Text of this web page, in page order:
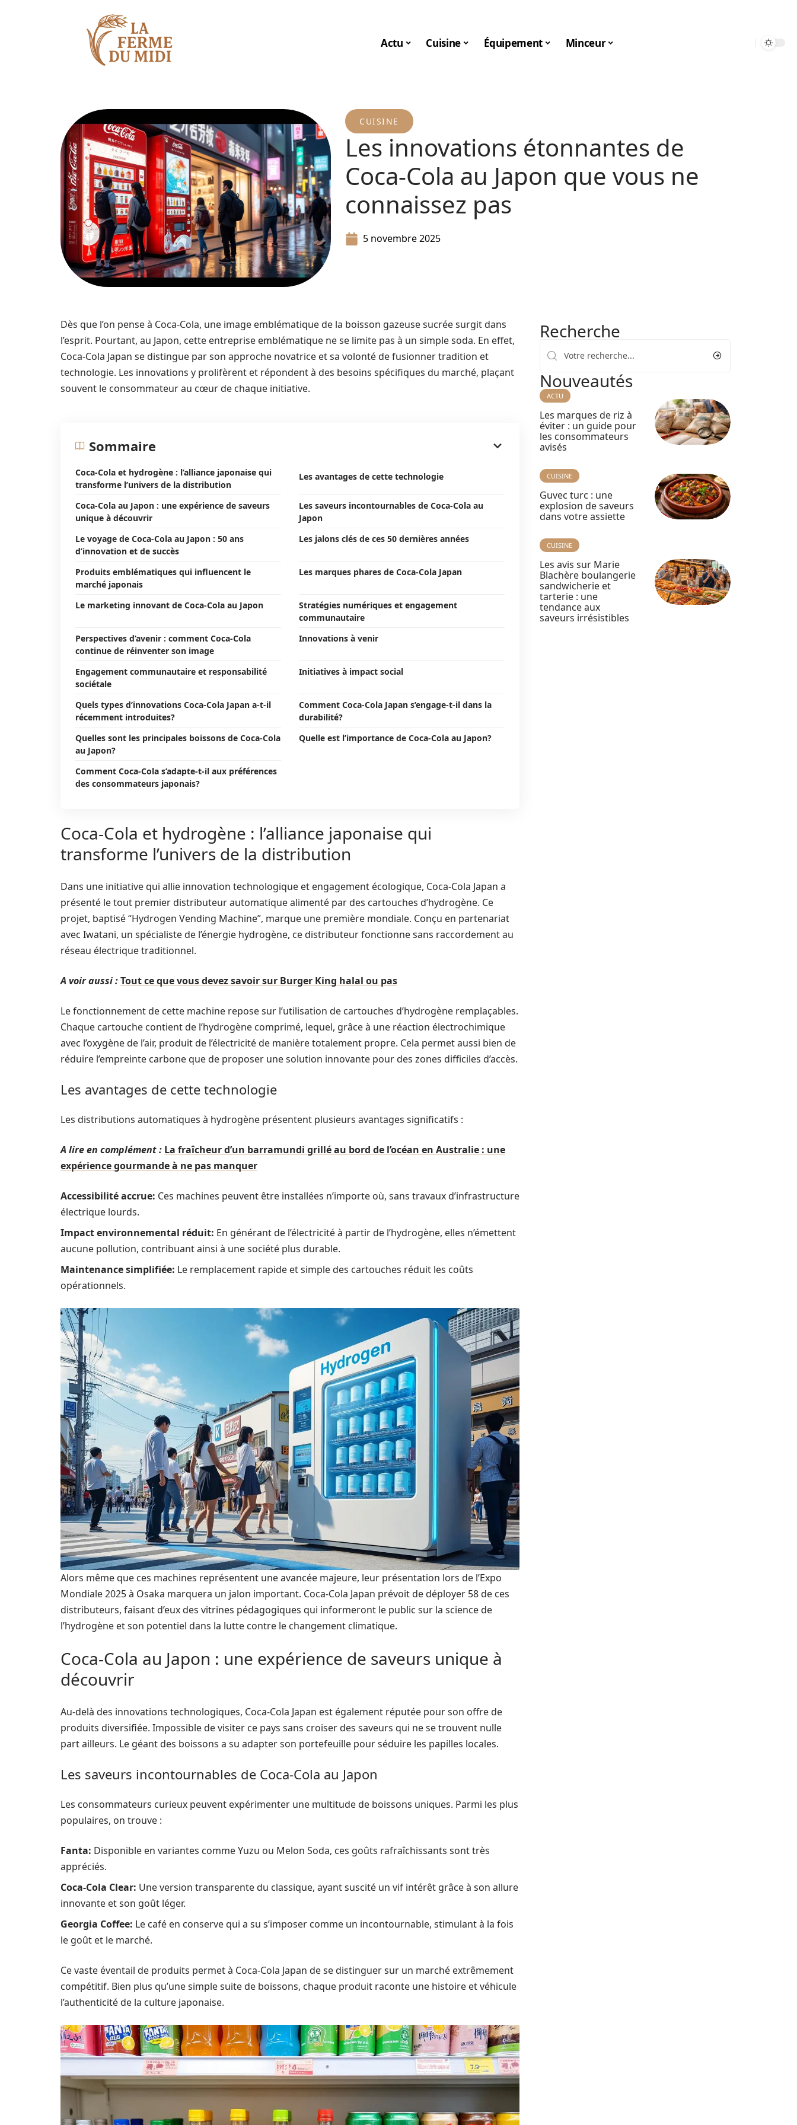
Actu Cuisine Équipement Minceur
CUISINE
Les innovations étonnantes de
Coca-Cola au Japon que vous ne
connaissez pas
5 novembre 2025
Dès que l’on pense à Coca-Cola, une image emblématique de la boisson gazeuse sucrée surgit dans
l’esprit. Pourtant, au Japon, cette entreprise emblématique ne se limite pas à un simple soda. En effet,
Coca-Cola Japan se distingue par son approche novatrice et sa volonté de fusionner tradition et
technologie. Les innovations y prolifèrent et répondent à des besoins spécifiques du marché, plaçant
souvent le consommateur au cœur de chaque initiative.
Sommaire
Coca-Cola et hydrogène : l’alliance japonaise qui
transforme l’univers de la distribution
Les avantages de cette technologie
Coca-Cola au Japon : une expérience de saveurs
unique à découvrir
Les saveurs incontournables de Coca-Cola au
Japon
Le voyage de Coca-Cola au Japon : 50 ans
d’innovation et de succès
Les jalons clés de ces 50 dernières années
Produits emblématiques qui influencent le
marché japonais
Les marques phares de Coca-Cola Japan
Le marketing innovant de Coca-Cola au Japon
Stratégies numériques et engagement
communautaire
Perspectives d’avenir : comment Coca-Cola
continue de réinventer son image
Innovations à venir
Engagement communautaire et responsabilité
sociétale
Initiatives à impact social
Quels types d’innovations Coca-Cola Japan a-t-il
récemment introduites?
Comment Coca-Cola Japan s’engage-t-il dans la
durabilité?
Quelles sont les principales boissons de Coca-Cola
au Japon?
Quelle est l’importance de Coca-Cola au Japon?
Comment Coca-Cola s’adapte-t-il aux préférences
des consommateurs japonais?
Coca-Cola et hydrogène : l’alliance japonaise qui
transforme l’univers de la distribution
Dans une initiative qui allie innovation technologique et engagement écologique, Coca-Cola Japan a
présenté le tout premier distributeur automatique alimenté par des cartouches d’hydrogène. Ce
projet, baptisé “Hydrogen Vending Machine”, marque une première mondiale. Conçu en partenariat
avec Iwatani, un spécialiste de l’énergie hydrogène, ce distributeur fonctionne sans raccordement au
réseau électrique traditionnel.
A voir aussi :Tout ce que vous devez savoir sur Burger King halal ou pas
Le fonctionnement de cette machine repose sur l’utilisation de cartouches d’hydrogène remplaçables.
Chaque cartouche contient de l’hydrogène comprimé, lequel, grâce à une réaction électrochimique
avec l’oxygène de l’air, produit de l’électricité de manière totalement propre. Cela permet aussi bien de
réduire l’empreinte carbone que de proposer une solution innovante pour des zones difficiles d’accès.
Les avantages de cette technologie
Les distributions automatiques à hydrogène présentent plusieurs avantages significatifs :
A lire en complément : La fraîcheur d’un barramundi grillé au bord de l’océan en Australie : une
expérience gourmande à ne pas manquer
Accessibilité accrue: Ces machines peuvent être installées n’importe où, sans travaux d’infrastructure
électrique lourds.
Impact environnemental réduit: En générant de l’électricité à partir de l’hydrogène, elles n’émettent
aucune pollution, contribuant ainsi à une société plus durable.
Maintenance simplifiée: Le remplacement rapide et simple des cartouches réduit les coûts
opérationnels.
Alors même que ces machines représentent une avancée majeure, leur présentation lors de l’Expo
Mondiale 2025 à Osaka marquera un jalon important. Coca-Cola Japan prévoit de déployer 58 de ces
distributeurs, faisant d’eux des vitrines pédagogiques qui informeront le public sur la science de
l’hydrogène et son potentiel dans la lutte contre le changement climatique.
Coca-Cola au Japon : une expérience de saveurs unique à
découvrir
Au-delà des innovations technologiques, Coca-Cola Japan est également réputée pour son offre de
produits diversifiée. Impossible de visiter ce pays sans croiser des saveurs qui ne se trouvent nulle
part ailleurs. Le géant des boissons a su adapter son portefeuille pour séduire les papilles locales.
Les saveurs incontournables de Coca-Cola au Japon
Les consommateurs curieux peuvent expérimenter une multitude de boissons uniques. Parmi les plus
populaires, on trouve :
Fanta: Disponible en variantes comme Yuzu ou Melon Soda, ces goûts rafraîchissants sont très
appréciés.
Coca-Cola Clear: Une version transparente du classique, ayant suscité un vif intérêt grâce à son allure
innovante et son goût léger.
Georgia Coffee: Le café en conserve qui a su s’imposer comme un incontournable, stimulant à la fois
le goût et le marché.
Ce vaste éventail de produits permet à Coca-Cola Japan de se distinguer sur un marché extrêmement
compétitif. Bien plus qu’une simple suite de boissons, chaque produit raconte une histoire et véhicule
l’authenticité de la culture japonaise.
Recherche
Nouveautés
ACTU
Les marques de riz à
éviter : un guide pour
les consommateurs
avisés
CUISINE
Guvec turc : une
explosion de saveurs
dans votre assiette
CUISINE
Les avis sur Marie
Blachère boulangerie
sandwicherie et
tarterie : une
tendance aux
saveurs irrésistibles